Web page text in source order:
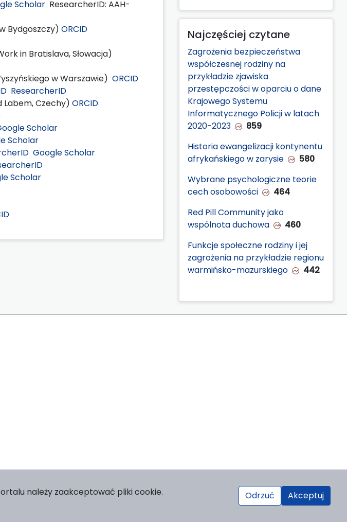
Scholar ResearcherID: AAH-
Bydgoszczy) ORCID
in Bratislava, Słowacja)
w Warszawie) ORCID
ResearcherID
Labem, Czechy) ORCID
Scholar
Scholar
Google Scholar
Scholar
Najczęściej czytane
Zagrożenia bezpieczeństwa
współczesnej rodziny na
przykładzie zjawiska
przestępczości w oparciu o dane
Krajowego Systemu
Informatycznego Policji w latach
2020-2023
859
Historia ewangelizacji kontynentu
afrykańskiego w zarysie
580
Wybrane psychologiczne teorie
cech osobowości
464
Red Pill Community jako
wspólnota duchowa
460
Funkcje społeczne rodziny i jej
zagrożenia na przykładzie regionu
warmińsko-mazurskiego
442
należy zaakceptować pliki cookie.
Odrzuć Akceptuj